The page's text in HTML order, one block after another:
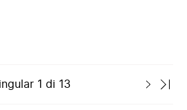
1 di 13